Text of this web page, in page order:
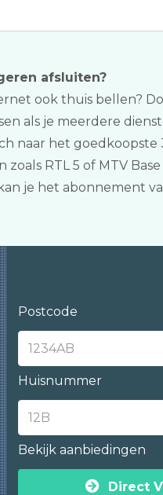
afsluiten?
ook thuis bellen?
als je meerdere
naar het
zoals RTL 5 of MTV
je het abonnement
Postcode
Huisnummer
Bekijk aanbiedingen
Direct